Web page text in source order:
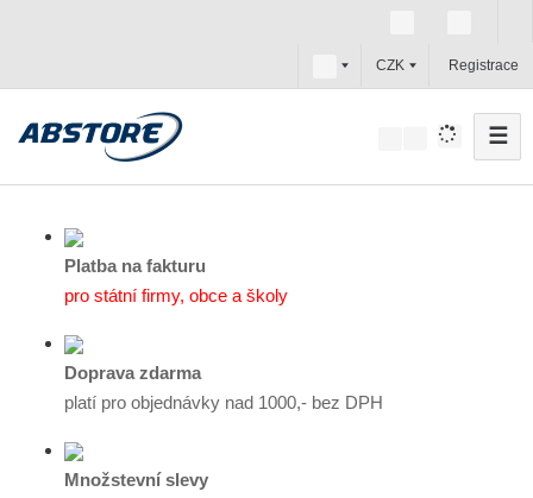
c
z
CZK Registrace
☰
Platba na fakturu
pro státní firmy, obce a školy
Doprava zdarma
platí pro objednávky nad 1000,- bez DPH
Množstevní slevy